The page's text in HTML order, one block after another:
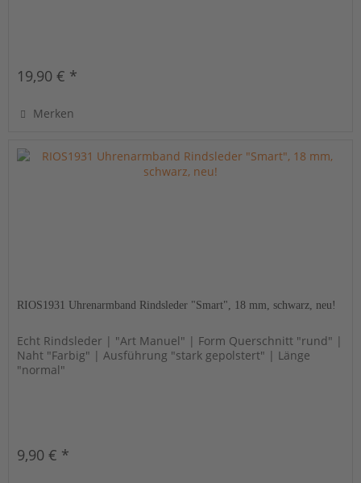
19,90 € *
Merken
RIOS1931 Uhrenarmband Rindsleder "Smart", 18 mm, schwarz, neu!
Echt Rindsleder | "Art Manuel" | Form Querschnitt "rund" |
Naht "Farbig" | Ausführung "stark gepolstert" | Länge
"normal"
9,90 € *